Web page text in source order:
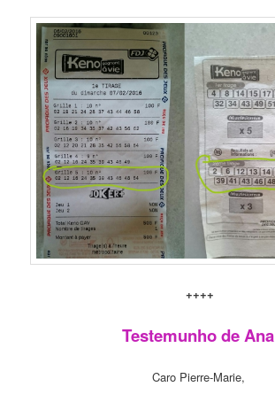
++++
Testemunho de Ana
Caro Pierre-Marie,